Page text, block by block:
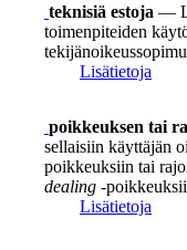
teknisiä estoja —
toimenpiteiden
Lisätietoja
poikkeuksen tai
sellaisiin käyttäjän
poikkeuksiin tai
dealing -
Lisätietoja